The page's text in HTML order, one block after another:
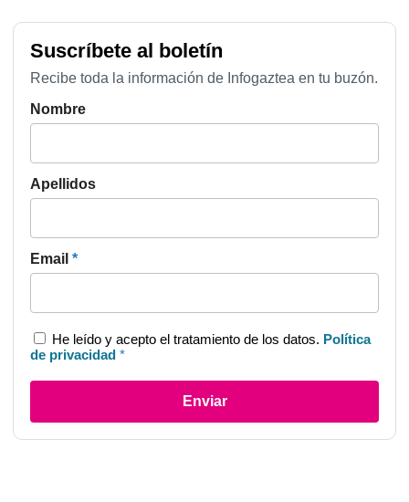
Suscríbete al boletín
Recibe toda la información de Infogaztea en tu buzón.
Nombre
Apellidos
Email *
He leído y acepto el tratamiento de los datos. Política
de privacidad *
Enviar